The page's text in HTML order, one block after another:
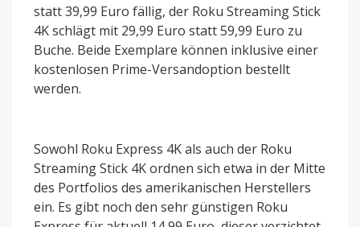
statt 39,99 Euro fällig, der Roku Streaming Stick
4K schlägt mit 29,99 Euro statt 59,99 Euro zu
Buche. Beide Exemplare können inklusive einer
kostenlosen Prime-Versandoption bestellt
werden.
Sowohl Roku Express 4K als auch der Roku
Streaming Stick 4K ordnen sich etwa in der Mitte
des Portfolios des amerikanischen Herstellers
ein. Es gibt noch den sehr günstigen Roku